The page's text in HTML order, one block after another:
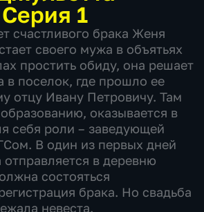
Серия 1
счастливого брака Женя
своего мужа в объятьях
простить обиду, она решает
в поселок, где прошло ее
отцу Ивану Петровичу. Там
оказывается в
себя роли – заведующей
В один из первых дней
в деревню
состояться
брака. Но свадьба
невеста.